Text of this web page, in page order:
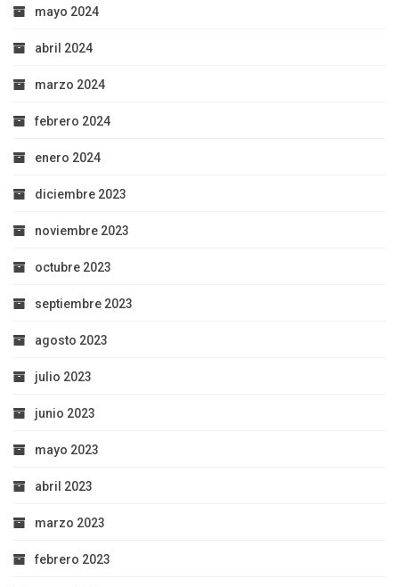
mayo 2024
abril 2024
marzo 2024
febrero 2024
enero 2024
diciembre 2023
noviembre 2023
octubre 2023
septiembre 2023
agosto 2023
julio 2023
junio 2023
mayo 2023
abril 2023
marzo 2023
febrero 2023